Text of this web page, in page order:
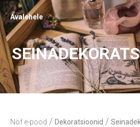
Avalehele
Nöf e-pood / Dekoratsioonid /